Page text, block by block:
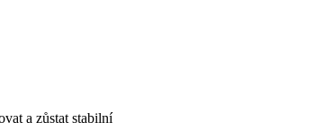
a zůstat stabilní